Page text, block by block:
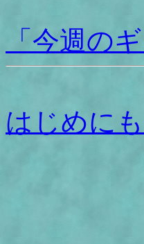
「今週の
はじめに